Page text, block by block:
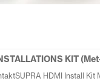
KIT
HDMI Install Kit